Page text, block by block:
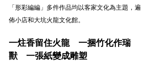
「形彩編編」多件作品均以客家文化為主題，遍
佈小店和大坑火龍文化館。
一炷香留住火龍　一捆竹化作瑞
獸　一張紙變成雕塑